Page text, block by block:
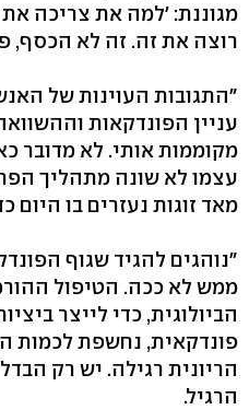
מגוננת: 'למה את צריכה
רוצה את זה. זה לא הכסף,
"התגובות העוינות של
עניין הפונדקאות
מקוממות אותי. לא מדובר
עצמו לא שונה מתהליך
מאד זוגות נעזרים בו היום
"נוהגים להגיד שגוף
ממש לא ככה. הטיפול
הביולוגית, כדי לייצר
פונדקאית, נחשפת לכמות
הריונית רגילה. יש רק
הרגיל.